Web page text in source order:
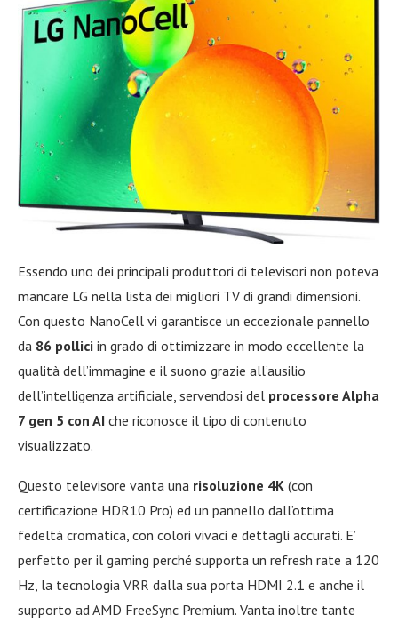
Essendo uno dei principali produttori di televisori non poteva
mancare LG nella lista dei migliori TV di grandi dimensioni.
Con questo NanoCell vi garantisce un eccezionale pannello
da 86 pollici in grado di ottimizzare in modo eccellente la
qualità dell’immagine e il suono grazie all’ausilio
dell’intelligenza artificiale, servendosi del processore Alpha
7 gen 5 con AI che riconosce il tipo di contenuto
visualizzato.
Questo televisore vanta una risoluzione 4K (con
certificazione HDR10 Pro) ed un pannello dall’ottima
fedeltà cromatica, con colori vivaci e dettagli accurati. E’
perfetto per il gaming perché supporta un refresh rate a 120
Hz, la tecnologia VRR dalla sua porta HDMI 2.1 e anche il
supporto ad AMD FreeSync Premium. Vanta inoltre tante